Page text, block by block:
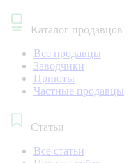
Каталог продавцов
Все продавцы
Заводчики
Приюты
Частные продавцы
Статьи
Все статьи